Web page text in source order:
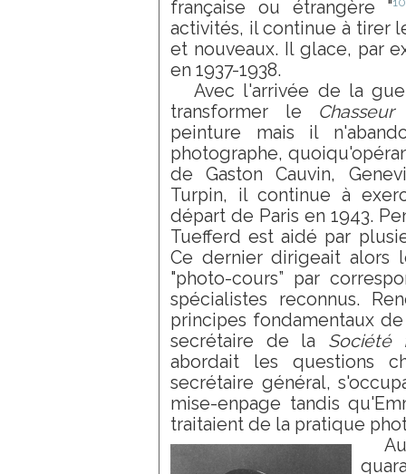
française ou étrangère "
activités, il continue à tirer
et nouveaux. Il glace, par
en 1937-1938.
Avec l'arrivée de la
transformer le
peinture mais il
photographe,
de Gaston Cauvin,
Turpin, il continue à
départ de Paris en 1943.
Tuefferd est aidé par
Ce dernier dirigeait alors
"photo-cours” par
spécialistes reconnus.
principes fondamentaux
secrétaire de la Société
abordait les questions
secrétaire général,
mise-enpage tandis
traitaient de la pratique